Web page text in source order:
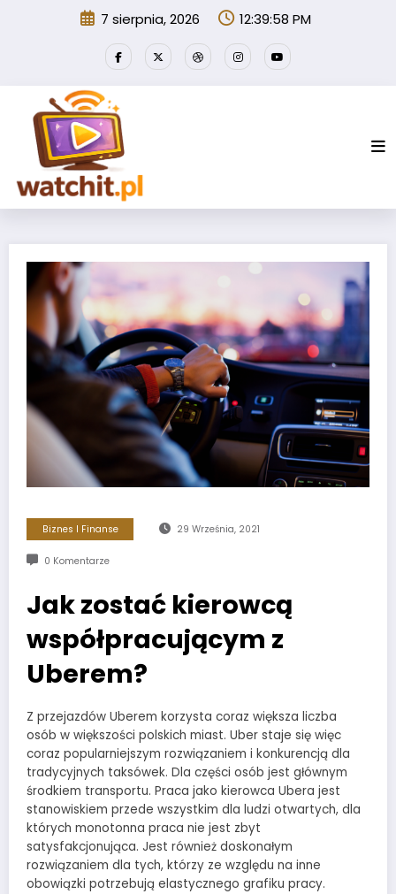
7 sierpnia, 2026 12:39:58 PM
Biznes I Finanse 29 Września, 2021
0 Komentarze
Jak zostać kierowcą
współpracującym z
Uberem?
Z przejazdów Uberem korzysta coraz większa liczba
osób w większości polskich miast. Uber staje się więc
coraz popularniejszym rozwiązaniem i konkurencją dla
tradycyjnych taksówek. Dla części osób jest głównym
środkiem transportu. Praca jako kierowca Ubera jest
stanowiskiem przede wszystkim dla ludzi otwartych, dla
których monotonna praca nie jest zbyt
satysfakcjonująca. Jest również doskonałym
rozwiązaniem dla tych, którzy ze względu na inne
obowiązki potrzebują elastycznego grafiku pracy.